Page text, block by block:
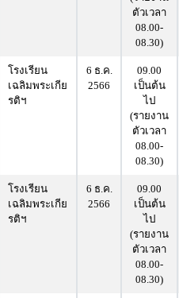
ตัวเวลา
08.00-
08.30)
โรงเรียน
เฉลิมพระเกีย
รติฯ
6 ธ.ค.
2566
09.00
เป็นต้น
ไป
(รายงาน
ตัวเวลา
08.00-
08.30)
โรงเรียน
เฉลิมพระเกีย
รติฯ
6 ธ.ค.
2566
09.00
เป็นต้น
ไป
(รายงาน
ตัวเวลา
08.00-
08.30)